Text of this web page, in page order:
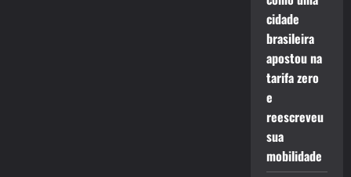
cidade
brasileira
apostou na
tarifa zero
e
reescreveu
sua
mobilidade